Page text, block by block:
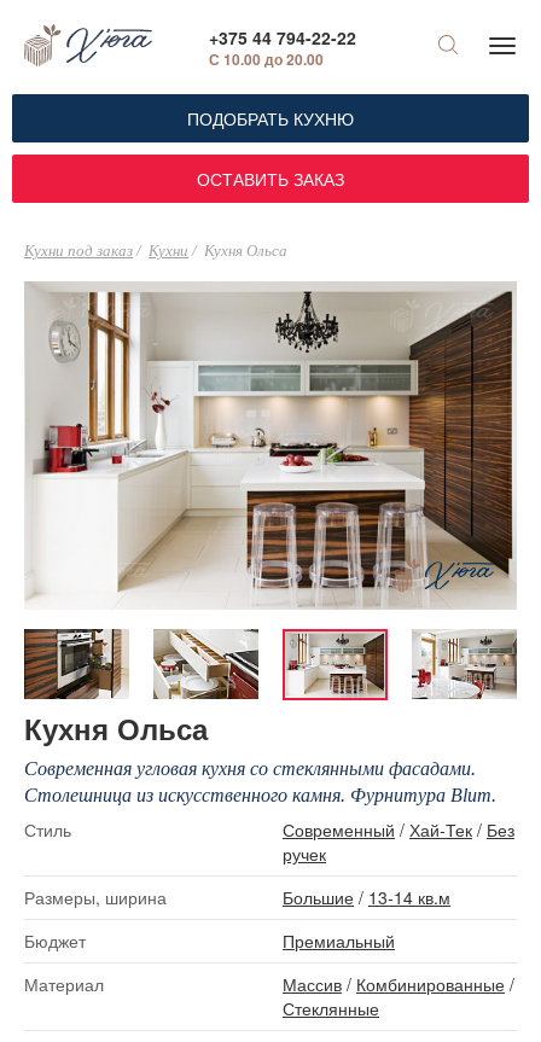
+375 44 794-22-22
С 10.00 до 20.00
ПОДОБРАТЬ КУХНЮ
ОСТАВИТЬ ЗАКАЗ
Кухни под заказ Кухни Кухня Ольса
Кухня Ольса
Современная угловая кухня со стеклянными фасадами.
Столешница из искусственного камня. Фурнитура Blum.
Стиль Современный / Хай-Тек / Без
ручек
Размеры, ширина
Большие / 13-14 кв.м
Бюджет
Премиальный
Материал
Массив / Комбинированные /
Стеклянные